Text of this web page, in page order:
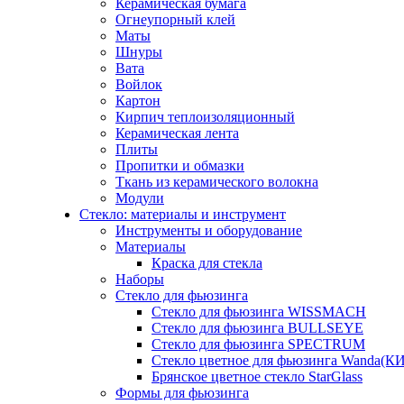
Керамическая бумага
Огнеупорный клей
Маты
Шнуры
Вата
Войлок
Картон
Кирпич теплоизоляционный
Керамическая лента
Плиты
Пропитки и обмазки
Ткань из керамического волокна
Модули
Стекло: материалы и инструмент
Инструменты и оборудование
Материалы
Краска для стекла
Наборы
Стекло для фьюзинга
Стекло для фьюзинга WISSMACH
Стекло для фьюзинга BULLSEYE
Стекло для фьюзинга SPECTRUM
Стекло цветное для фьюзинга
Брянское цветное стекло StarGlass
Формы для фьюзинга